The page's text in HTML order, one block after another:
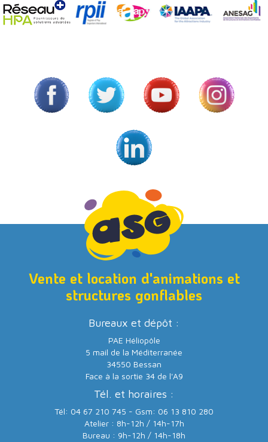
Vente et location d'animations et
structures gonflables
Bureaux et dépôt :
PAE Héliopôle
5 mail de la Méditerranée
34550 Bessan
Face à la sortie 34 de l'A9
Tél. et horaires :
Tél: 04 67 210 745 - Gsm: 06 13 810 280
Atelier : 8h-12h / 14h-17h
Bureau : 9h-12h / 14h-18h